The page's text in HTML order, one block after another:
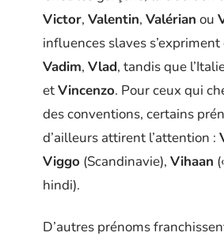
Victor, Valentin, Valérian ou
influences slaves s’expriment
Vadim, Vlad, tandis que
etVincenzo. Pour ceux qui
des conventions, certains
d’ailleurs attirent l’attention :
Viggo (Scandinavie), Vihaan
hindi).
D’autres prénoms